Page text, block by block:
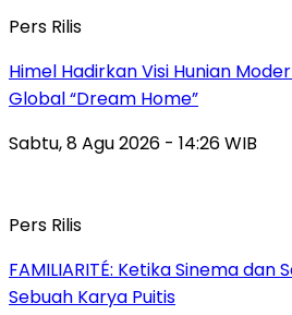
Pers Rilis
Himel Hadirkan Visi Hunian
Global “Dream Home”
Sabtu, 8 Agu 2026 - 14:26 WIB
Pers Rilis
FAMILIARITÉ: Ketika Sinema
Sebuah Karya Puitis